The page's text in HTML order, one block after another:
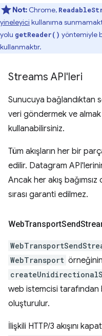
Not: Chrome,
yineleyici kullanıma
yolu getReader() yöntemiyle
kullanmaktır.
Streams API'leri
Sunucuya bağlandıktan
veri göndermek ve
kullanabilirsiniz.
Tüm akışların her bir
edilir. Datagram
Ancak her akış
sırası garanti edilmez.
WebTransportSend
WebTransport örneğinin
web istemcisi tarafından
oluşturulur.
İlişkili HTTP/3 akışını